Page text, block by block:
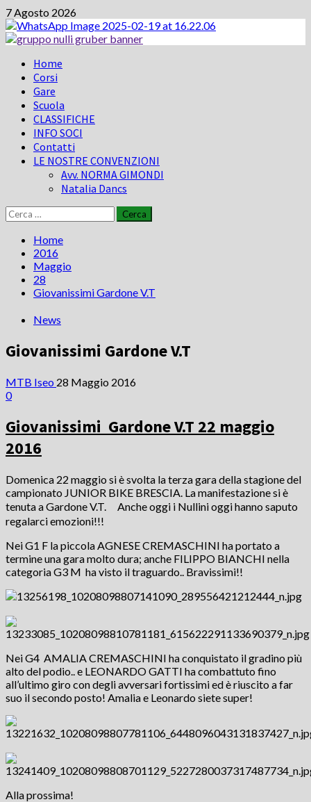
Vai
al
contenuto
7 Agosto 2026
Menu
principale
Home
Corsi
Gare
Scuola
CLASSIFICHE
INFO SOCI
Contatti
LE NOSTRE CONVENZIONI
Avv. NORMA GIMONDI
Natalia Dancs
Ricerca
per:
Home
2016
Maggio
28
Giovanissimi Gardone V.T
News
Giovanissimi Gardone V.T
MTB Iseo 28 Maggio 2016
0
Giovanissimi Gardone V.T 22 maggio
2016
Domenica 22 maggio si è svolta la terza gara della stagione del
campionato JUNIOR BIKE BRESCIA. La manifestazione si è
tenuta a Gardone V.T. Anche oggi i Nullini oggi hanno saputo
regalarci emozioni!!!
Nei G1 F la piccola AGNESE CREMASCHINI ha portato a
termine una gara molto dura; anche FILIPPO BIANCHI nella
categoria G3 M ha visto il traguardo.. Bravissimi!!
Nei G4 AMALIA CREMASCHINI ha conquistato il gradino più
alto del podio.. e LEONARDO GATTI ha combattuto fino
all’ultimo giro con degli avversari fortissimi ed è riuscito a far
suo il secondo posto! Amalia e Leonardo siete super!
Alla prossima!